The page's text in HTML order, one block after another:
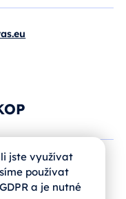
jste využívat
používat
a je nutné